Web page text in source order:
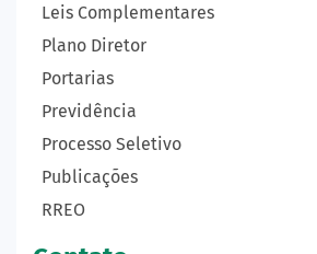
Leis Complementares
Plano Diretor
Portarias
Previdência
Processo Seletivo
Publicações
RREO